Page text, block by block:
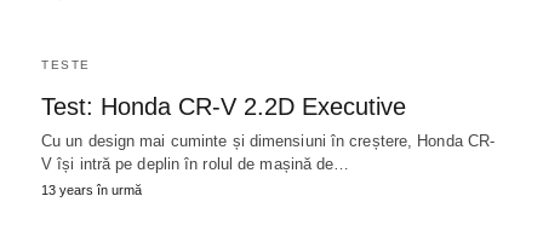
TESTE
Test: Honda CR-V 2.2D Executive
Cu un design mai cuminte și dimensiuni în creștere, Honda CR-
V își intră pe deplin în rolul de mașină de…
13 years în urmă